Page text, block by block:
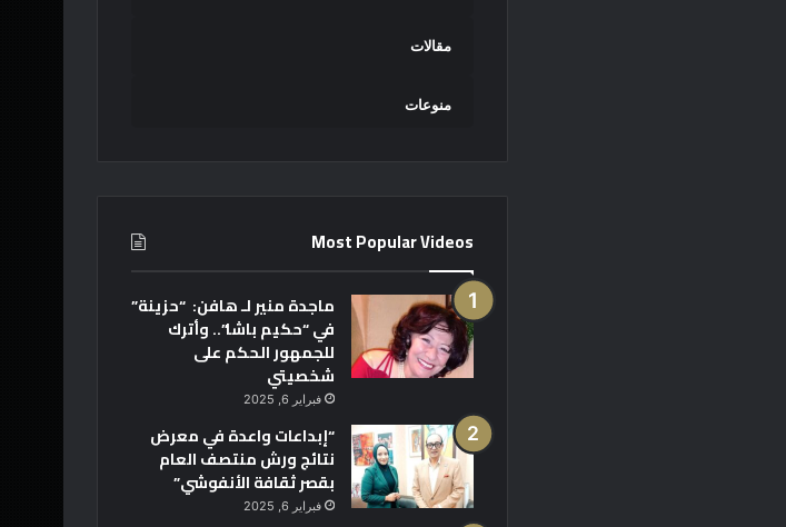
مقالات
منوعات
Most Popular Videos
ماجدة منير لـ هافن: “حزينة”
في “حكيم باشا”.. وأترك
للجمهور الحكم على
شخصيتي
فبراير 6, 2025
“إبداعات واعدة في معرض
نتائج ورش منتصف العام
بقصر ثقافة الأنفوشي”
فبراير 6, 2025